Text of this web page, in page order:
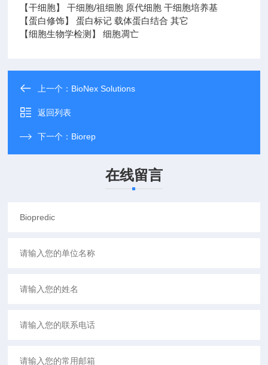
【干细胞】 干细胞/祖细胞 原代细胞 干细胞培养基
【蛋白修饰】 蛋白标记 载体蛋白结合 其它
【细胞生物学检测】 细胞凋亡
上一个： BioNex Solutions
返回列表
下一个： Biorep
在线留言